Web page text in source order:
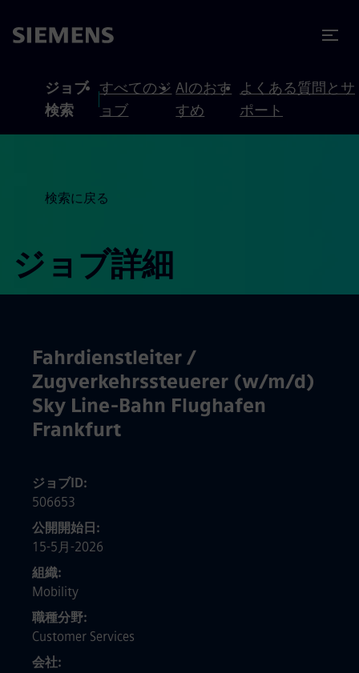
ジョブ
検索
すべてのジ
ョブ
AIのおす
すめ
よくある質問とサ
ポート
検索に戻る
ジョブ詳細
Fahrdienstleiter /
Zugverkehrssteuerer (w/m/d)
Sky Line-Bahn Flughafen
Frankfurt
ジョブID
506653
公開開始日
15-5月-2026
組織
Mobility
職種分野
Customer Services
会社